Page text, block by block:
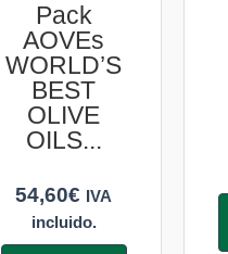
Pack
AOVEs
WORLD’S
BEST
OLIVE
OILS...
54,60€ IVA
incluido.